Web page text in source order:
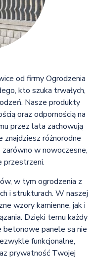
od firmy Ogrodzenia
kto szuka trwałych,
Nasze produkty
oraz odpornością na
przez lata zachowują
różnorodne
w nowoczesne,
przestrzeni.
w tym ogrodzenia z
i strukturach. W naszej
wzory kamienne, jak i
Dzięki temu każdy
betonowe panele są nie
funkcjonalne,
prywatność Twojej